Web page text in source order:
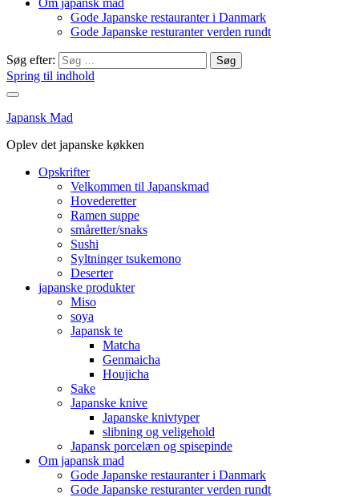
Om japansk mad
Gode Japanske restauranter i Danmark
Gode Japanske resturanter verden rundt
Søg efter:
Spring til indhold
Japansk Mad
Oplev det japanske køkken
Opskrifter
Velkommen til Japanskmad
Hovederetter
Ramen suppe
småretter/snaks
Sushi
Syltninger tsukemono
Deserter
japanske produkter
Miso
soya
Japansk te
Matcha
Genmaicha
Houjicha
Sake
Japanske knive
Japanske knivtyper
slibning og veligehold
Japansk porcelæn og spisepinde
Om japansk mad
Gode Japanske restauranter i Danmark
Gode Japanske resturanter verden rundt